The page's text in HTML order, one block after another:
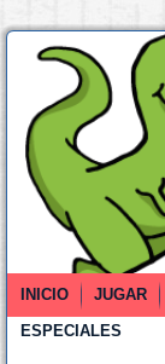
INICIO JUGAR
ESPECIALES